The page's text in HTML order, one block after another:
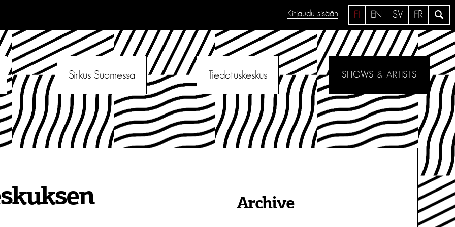
a
e
FI EN SV FR
Kirjaudu sisään
Sirkus Suomessa Tiedotuskeskus SHOWS & ARTISTS
Archive